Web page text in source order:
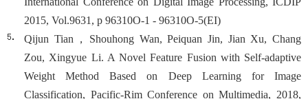
2015, Vol.9631, p 96310O-1 - 96310O-5(EI)
Qijun Tian，Shouhong Wan, Peiquan Jin, Jian Xu, Chang
Zou, Xingyue Li. A Novel Feature Fusion with Self-adaptive
Weight Method Based on Deep Learning for Image
Classification, Pacific-Rim Conference on Multimedia, 2018,